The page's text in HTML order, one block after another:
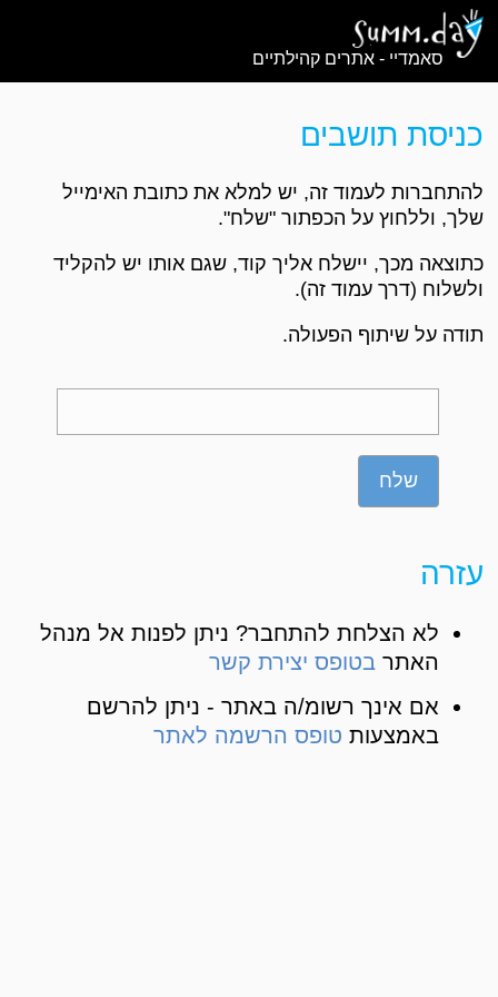
סאמדיי - אתרים קהילתיים
כניסת תושבים
להתחברות לעמוד זה, יש למלא את כתובת האימייל
שלך, וללחוץ על הכפתור "שלח".
כתוצאה מכך, יישלח אליך קוד, שגם אותו יש להקליד
ולשלוח (דרך עמוד זה).
תודה על שיתוף הפעולה.
שלח
עזרה
לא הצלחת להתחבר? ניתן לפנות אל מנהל
האתרבטופס יצירת קשר
אם אינך רשומ/ה באתר - ניתן להרשם
באמצעות טופס הרשמה לאתר